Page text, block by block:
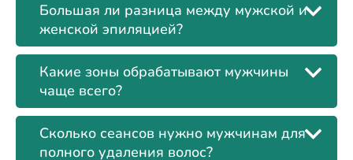
Большая ли разница между мужской и
женской эпиляцией?
Какие зоны обрабатывают мужчины
чаще всего?
Сколько сеансов нужно мужчинам для
полного удаления волос?